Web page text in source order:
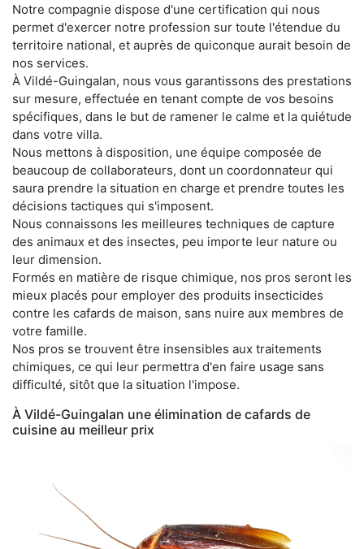
Notre compagnie dispose d'une certification qui nous
permet d'exercer notre profession sur toute l'étendue du
territoire national, et auprès de quiconque aurait besoin de
nos services.
À Vildé-Guingalan, nous vous garantissons des prestations
sur mesure, effectuée en tenant compte de vos besoins
spécifiques, dans le but de ramener le calme et la quiétude
dans votre villa.
Nous mettons à disposition, une équipe composée de
beaucoup de collaborateurs, dont un coordonnateur qui
saura prendre la situation en charge et prendre toutes les
décisions tactiques qui s'imposent.
Nous connaissons les meilleures techniques de capture
des animaux et des insectes, peu importe leur nature ou
leur dimension.
Formés en matière de risque chimique, nos pros seront les
mieux placés pour employer des produits insecticides
contre les cafards de maison, sans nuire aux membres de
votre famille.
Nos pros se trouvent être insensibles aux traitements
chimiques, ce qui leur permettra d'en faire usage sans
difficulté, sitôt que la situation l'impose.
À Vildé-Guingalan une élimination de cafards de
cuisine au meilleur prix